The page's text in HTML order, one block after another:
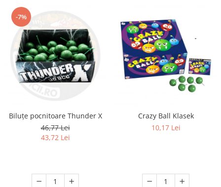
-7%
Biluțe pocnitoare Thunder X
46,77 Lei
43,72 Lei
Crazy Ball Klasek
10,17 Lei